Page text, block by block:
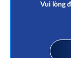
Vui lòng